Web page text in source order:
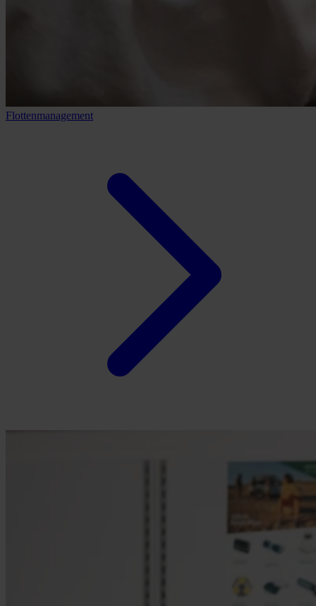
Flottenmanagement